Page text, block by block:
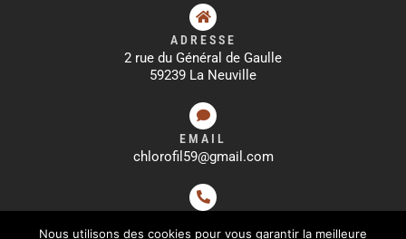
ADRESSE
2 rue du Général de Gaulle
59239 La Neuville
EMAIL
chlorofil59@gmail.com
Nous utilisons des cookies pour vous garantir la meilleure